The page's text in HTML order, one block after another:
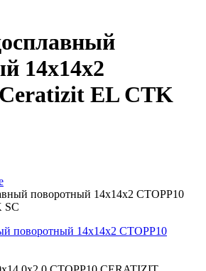
14x14x2
EL CTK
поворотный 14x14x2 CTOPP10
SC